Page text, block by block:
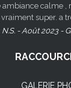
calme ,
vraiment super. a
N.S. - Août 2023 -
GALERIE